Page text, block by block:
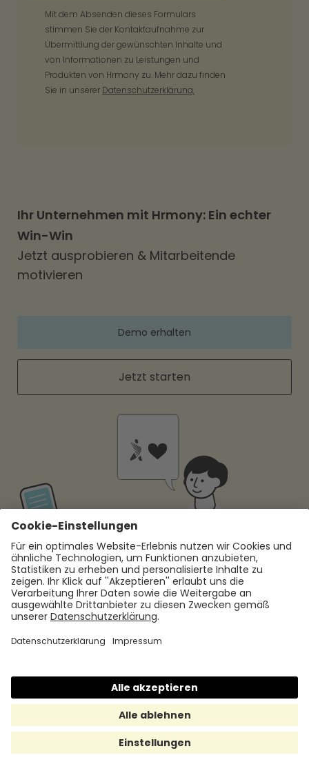
Mit dem Absenden dieses Formulars
stimmen Sie der Kontaktaufnahme zur
Übermittlung der gewünschten Inhalte und
von Informationen zu Leistungen und
Produkten von Hrmony zu. Mehr dazu finden
Sie in unserer Datenschutzerklärung.
Ihr Unternehmen mit Hrmony: Ein echter
Win-Win
Jetzt ausprobieren & Mitarbeitende
motivieren
Demo erhalten
Jetzt starten